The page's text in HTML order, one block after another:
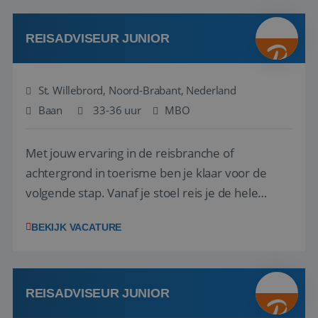
klanten te overtuigen om die droomreis te
boeken! ...
REISADVISEUR JUNIOR
St. Willebrord, Noord-Brabant, Nederland
Baan
33-36 uur MBO
Met jouw ervaring in de reisbranche of
achtergrond in toerisme ben je klaar voor de
volgende stap. Vanaf je stoel reis je de hele
wensen van je team, je klant en wat er in de
klanten te overtuigen om die droomreis te
boeken! ...
BEKIJK VACATURE
REISADVISEUR JUNIOR